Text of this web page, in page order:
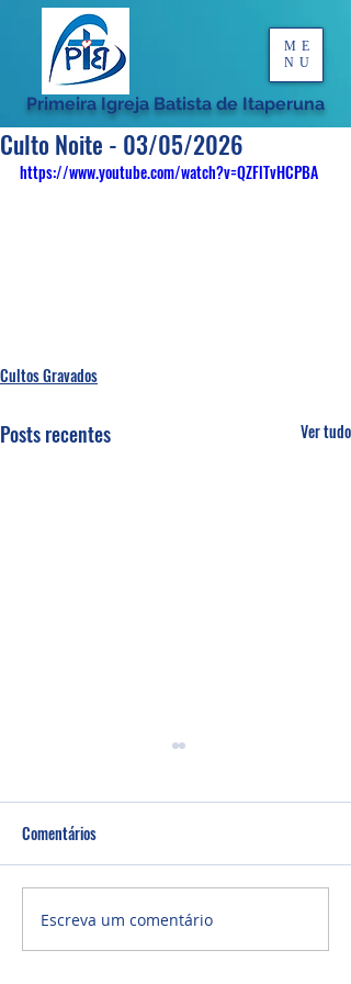
Primeira Igreja Batista de Itaperuna
ME
NU
Culto Noite - 03/05/2026
https://www.youtube.com/watch?v=QZFlTvHCPBA
Cultos Gravados
Posts recentes Ver tudo
Comentários
Escreva um comentário